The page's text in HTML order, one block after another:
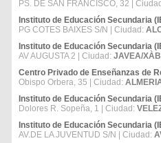
PS. DE SAN FRANCISCO, 32 |
Instituto de Educación Secundaria
PG COTES BAIXES S/N | Ciudad:
Instituto de Educación Secundaria
AV AUGUSTA 2 | Ciudad: JAVEA/
Centro Privado de Enseñanzas de
Obispo Orbera, 35 | Ciudad:
Instituto de Educación Secundaria
Dolores R. Sopeña, 1 | Ciudad:
Instituto de Educación Secundaria
AV.DE LA JUVENTUD S/N | Ciudad: